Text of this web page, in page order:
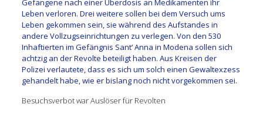
Gefangene nach einer Überdosis an Medikamenten ihr
Leben verloren. Drei weitere sollen bei dem Versuch ums
Leben gekommen sein, sie während des Aufstandes in
andere Vollzugseinrichtungen zu verlegen. Von den 530
Inhaftierten im Gefängnis Sant‘ Anna in Modena sollen sich
achtzig an der Revolte beteiligt haben. Aus Kreisen der
Polizei verlautete, dass es sich um solch einen Gewaltexzess
gehandelt habe, wie er bislang noch nicht vorgekommen sei.
Besuchsverbot war Auslöser für Revolten